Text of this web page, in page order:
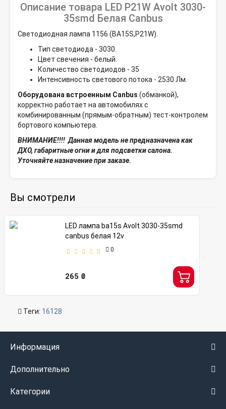
Описание товара LED P21W Avolt 3030-
35smd Белая Canbus
Светодиодная лампа 1156 (BA15S,P21W).
Тип светодиода - 3030.
Цвет свечения - белый.
Количество светодиодов - 35
Интенсивность светового потока - 2530 Лм.
Оборудована встроенным Canbus (обманкой),
корректно работает на автомобилях с
комбинированным (прямым-обратным) тест-контролем
бортового компьютера.
ВНИМАНИЕ!!!! Данная модель не предназначена как
ДХО, габаритные огни и для подсветки салона.
Уточняйте назначение при заказе.
Вы смотрели
LED лампа ba15s Avolt 3030-35smd
canbus белая 12v
0
265 ₴
Теги: 16128
Информация
Дополнительно
Категории